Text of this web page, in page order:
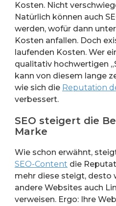
Kosten. Nicht
Natürlich können auch
werden, wofür dann
Kosten anfallen. Doch
laufenden Kosten. Wer
qualitativ hochwertigen
kann von diesem lange
wie sich die Reputation
verbessert.
SEO steigert die
Marke
Wie schon erwähnt,
SEO-Content die
mehr diese steigt, desto
andere Websites auch
verweisen. Ergo: Ihre